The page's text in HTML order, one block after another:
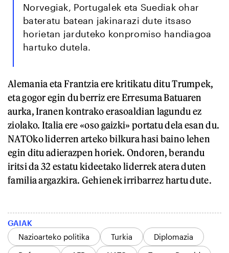
Norvegiak, Portugalek eta Suediak ohar
bateratu batean jakinarazi dute itsaso
horietan jarduteko konpromiso handiagoa
hartuko dutela.
Alemania eta Frantzia ere kritikatu ditu Trumpek,
eta gogor egin du berriz ere Erresuma Batuaren
aurka, Iranen kontrako erasoaldian lagundu ez
ziolako. Italia ere «oso gaizki» portatu dela esan du.
NATOko liderren arteko bilkura hasi baino lehen
egin ditu adierazpen horiek. Ondoren, berandu
iritsi da 32 estatu kideetako liderrek atera duten
familia argazkira. Gehienek irribarrez hartu dute.
GAIAK
Nazioarteko politika
Turkia
Diplomazia